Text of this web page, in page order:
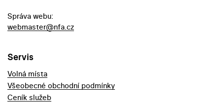
Správa webu:
webmaster@nfa.cz
Servis
Volná místa
Všeobecné obchodní podmínky
Ceník služeb